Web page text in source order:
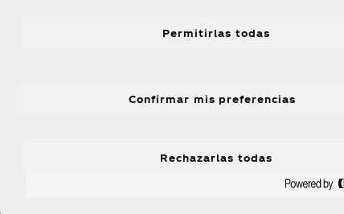
Permitirlas todas
Rechazarlas todas
Confirmar mis preferencias